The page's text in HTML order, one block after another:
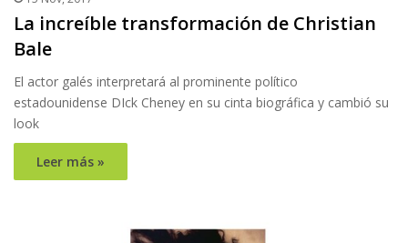
La increíble transformación de Christian
Bale
El actor galés interpretará al prominente político
estadounidense DIck Cheney en su cinta biográfica y cambió su
look
Leer más »